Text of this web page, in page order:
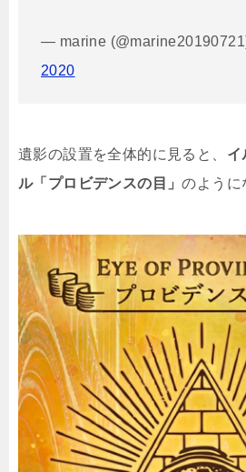
— marine
2020
遺影の設置を全体的に見ると、 イ
ル「プロビデンスの目」のように